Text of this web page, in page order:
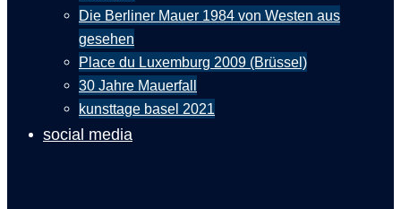
Die Berliner Mauer 1984 von Westen aus
gesehen
Place du Luxemburg 2009 (Brüssel)
30 Jahre Mauerfall
kunsttage basel 2021
social media